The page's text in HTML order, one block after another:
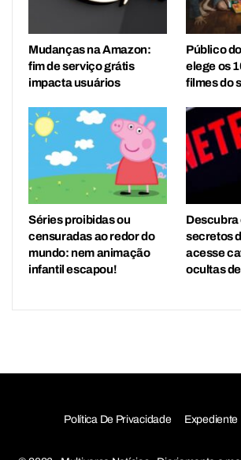
Mudanças na Amazon:
fim de serviço grátis
impacta usuários
Público
elege os
filmes do
Séries proibidas ou
censuradas ao redor do
mundo: nem animação
infantil escapou!
secretos
acesse
ocultas
Política De Privacidade Expediente